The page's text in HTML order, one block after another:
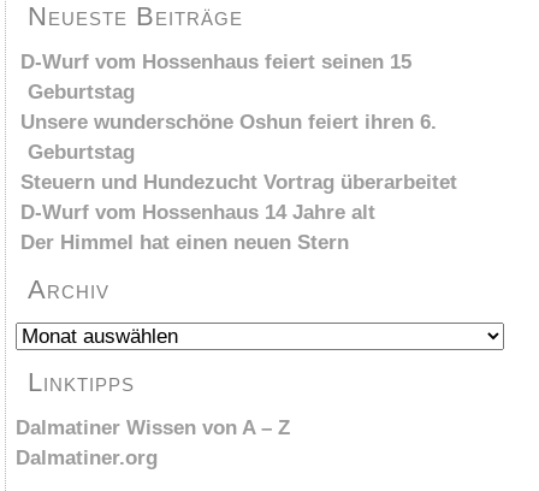
Neueste Beiträge
D-Wurf vom Hossenhaus feiert seinen 15
Geburtstag
Unsere wunderschöne Oshun feiert ihren 6.
Geburtstag
Steuern und Hundezucht Vortrag überarbeitet
D-Wurf vom Hossenhaus 14 Jahre alt
Der Himmel hat einen neuen Stern
Archiv
Archiv
Linktipps
Dalmatiner Wissen von A – Z
Dalmatiner.org